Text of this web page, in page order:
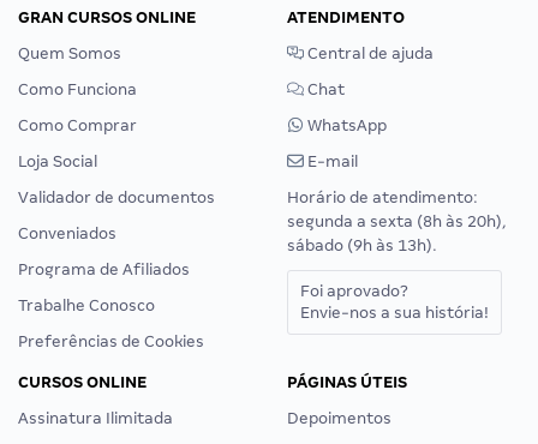
GRAN CURSOS ONLINE
Quem Somos
Como Funciona
Como Comprar
Loja Social
Validador de documentos
Conveniados
Programa de Afiliados
Trabalhe Conosco
Preferências de Cookies
ATENDIMENTO
Central de ajuda
Chat
WhatsApp
E-mail
Horário de atendimento:
segunda a sexta (8h às 20h),
sábado (9h às 13h).
Foi aprovado?
Envie-nos a sua história!
CURSOS ONLINE
Assinatura Ilimitada
PÁGINAS ÚTEIS
Depoimentos